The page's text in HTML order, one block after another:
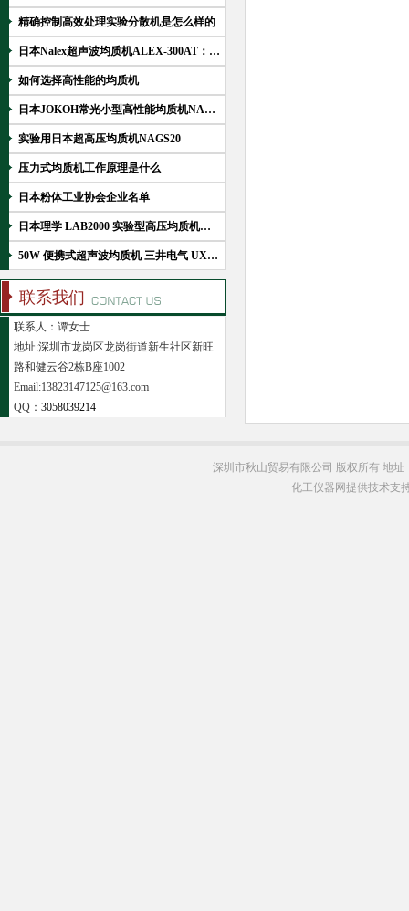
精确控制高效处理实验分散机是怎么样的
日本Nalex超声波均质机ALEX-300AT：高效分散与乳化的利器
如何选择高性能的均质机
日本JOKOH常光小型高性能均质机NAGS20技术解析
实验用日本超高压均质机NAGS20
压力式均质机工作原理是什么
日本粉体工业协会企业名单
日本理学 LAB2000 实验型高压均质机产品介绍
50W 便携式超声波均质机 三井电气 UX-050 微量样品分散破碎仪主要知识介绍
联系我们
联系人：谭女士
地址:深圳市龙岗区龙岗街道新生社区新旺
路和健云谷2栋B座1002
Email:13823147125@163.com
QQ： 3058039214
深圳市秋山贸易有限公司 版权所有 地
化工仪器网提供技术支